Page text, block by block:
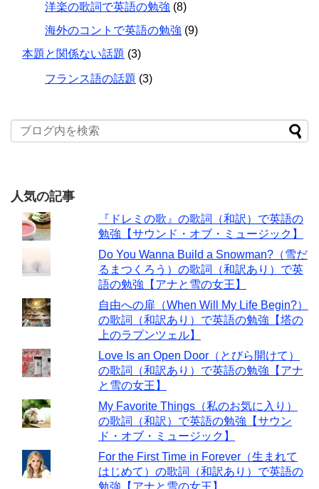
洋楽の歌詞で英語の勉強 (8)
海外のコントで英語の勉強 (9)
本題と関係ない話題 (3)
フランス語の話題 (3)
人気の記事
『ドレミの歌』の歌詞（和訳）で英語の
勉強【サウンド・オブ・ミュージック】
Do You Wanna Build a Snowman?（雪だ
るまつくろう）の歌詞（和訳あり）で英
語の勉強【アナと雪の女王】
自由への扉（When Will My Life Begin?）
の歌詞（和訳あり）で英語の勉強【塔の
上のラプンツェル】
Love Is an Open Door（とびら開けて）
の歌詞（和訳あり）で英語の勉強【アナ
と雪の女王】
My Favorite Things（私のお気に入り）
の歌詞（和訳）で英語の勉強【サウン
ド・オブ・ミュージック】
For the First Time in Forever（生まれて
はじめて）の歌詞（和訳あり）で英語の